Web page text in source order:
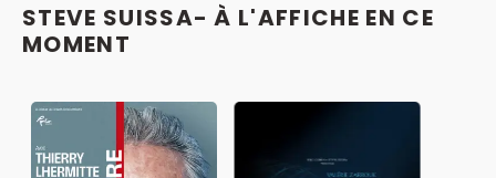
STEVE SUISSA- À L'AFFICHE EN CE
MOMENT